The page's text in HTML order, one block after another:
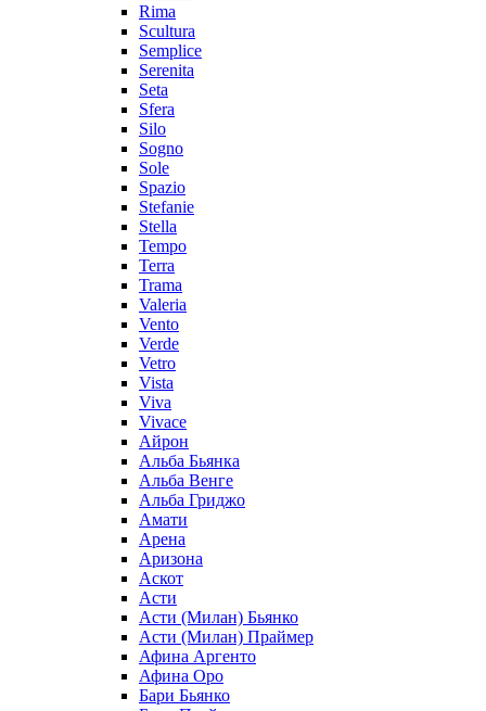
Rima
Scultura
Semplice
Serenita
Seta
Sfera
Silo
Sogno
Sole
Spazio
Stefanie
Stella
Tempo
Terra
Trama
Valeria
Vento
Verde
Vetro
Vista
Viva
Vivace
Айрон
Альба Бьянка
Альба Венге
Альба Гриджо
Амати
Арена
Аризона
Аскот
Асти
Асти (Милан) Бьянко
Асти (Милан) Праймер
Афина Аргенто
Афина Оро
Бари Бьянко